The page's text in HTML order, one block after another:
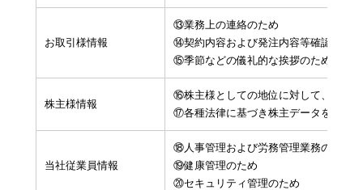
お取引様情報
⑬業務上の連絡のため
⑭契約内容および発注内容等確認のため
⑮季節などの儀礼的な挨拶のため
株主様情報
⑯株主様としての地位に対して、各種
⑰各種法律に基づき株主データを作成
当社従業員情報
⑱人事管理および労務管理業務のため
⑲健康管理のため
⑳セキュリティ管理のため